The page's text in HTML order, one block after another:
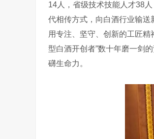
14 人，省级技术技能人才38
代相传方式，向白酒行业输送
用专注、坚守、创新的工匠
型白酒开创者”数十年磨一剑
礴生命力。